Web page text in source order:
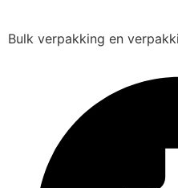
Bulk verpakking en